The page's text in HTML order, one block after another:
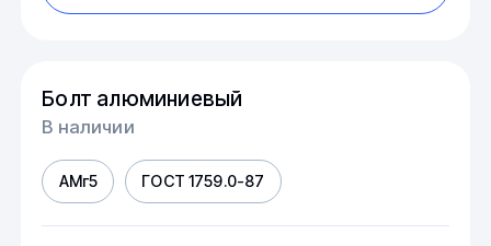
Болт алюминиевый
В наличии
АМг5 ГОСТ 1759.0-87